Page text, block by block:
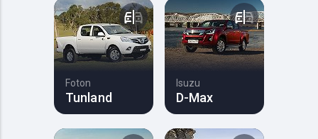
Foton
Tunland
Isuzu
D-Max